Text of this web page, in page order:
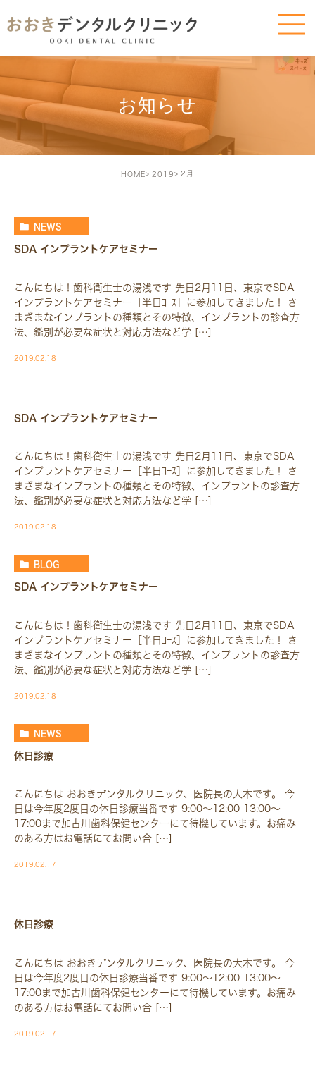
お知らせ
HOME 2019 2月
NEWS
SDA インプラントケアセミナー
こんにちは！歯科衛生士の湯浅です 先日2月11日、東京でSDA
インプラントケアセミナー［半日ｺｰｽ］に参加してきました！ さ
まざまなインプラントの種類とその特徴、インプラントの診査方
法、鑑別が必要な症状と対応方法など学 […]
2019.02.18
SDA インプラントケアセミナー
こんにちは！歯科衛生士の湯浅です 先日2月11日、東京でSDA
インプラントケアセミナー［半日ｺｰｽ］に参加してきました！ さ
まざまなインプラントの種類とその特徴、インプラントの診査方
法、鑑別が必要な症状と対応方法など学 […]
2019.02.18
BLOG
SDA インプラントケアセミナー
こんにちは！歯科衛生士の湯浅です 先日2月11日、東京でSDA
インプラントケアセミナー［半日ｺｰｽ］に参加してきました！ さ
まざまなインプラントの種類とその特徴、インプラントの診査方
法、鑑別が必要な症状と対応方法など学 […]
2019.02.18
NEWS
休日診療
こんにちは おおきデンタルクリニック、医院長の大木です。 今
日は今年度2度目の休日診療当番です 9:00〜12:00 13:00〜
17:00まで加古川歯科保健センターにて待機しています。お痛み
のある方はお電話にてお問い合 […]
2019.02.17
休日診療
こんにちは おおきデンタルクリニック、医院長の大木です。 今
日は今年度2度目の休日診療当番です 9:00〜12:00 13:00〜
17:00まで加古川歯科保健センターにて待機しています。お痛み
のある方はお電話にてお問い合 […]
2019.02.17